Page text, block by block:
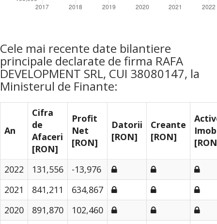
Cele mai recente date bilantiere
principale declarate de firma RAFA
DEVELOPMENT SRL, CUI 38080147, la
Ministerul de Finante:
An
Cifra
de
Afaceri
[RON]
Profit
Net
[RON]
Datorii
[RON]
Creante
[RON]
2022 131,556
-13,976
2021
841,211
634,867
2020
891,870
102,460